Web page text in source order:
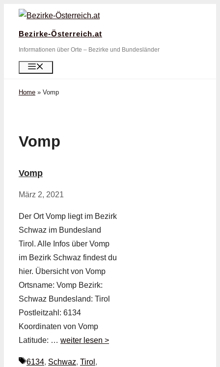
Zum
springen
Bezirke-Österreich.at
Informationen über Orte – Bezirke und Bundesländer
Home » Vomp
Vomp
Vomp
März 2, 2021
Der Ort Vomp liegt im Bezirk
Schwaz im Bundesland
Tirol. Alle Infos über Vomp
im Bezirk Schwaz findest du
hier. Übersicht von Vomp
Ortsname: Vomp Bezirk:
Schwaz Bundesland: Tirol
Postleitzahl: 6134
Koordinaten von Vomp
Latitude: … weiter lesen >
Schlagwörter
6134, Schwaz, Tirol ,